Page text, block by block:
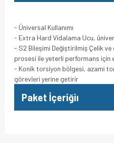
- Üniversal Kullanımı
- Extra Hard Vidalama Ucu,
- S2 Bileşimi Değiştirilmiş Çelik ve
prosesi ile yeterli performans
- Konik torsiyon bölgesi, azami
görevleri yerine getirir
Paket İçeriğiı